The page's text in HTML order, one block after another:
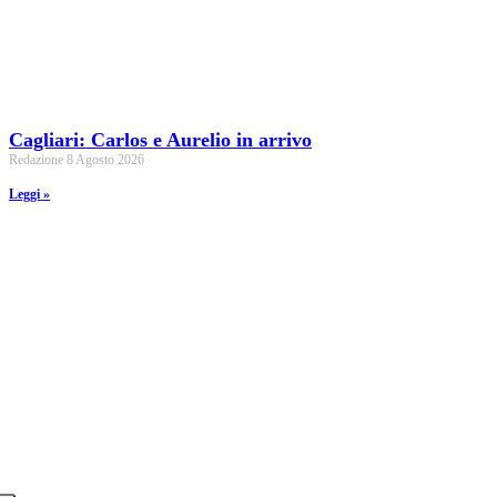
Cagliari: Carlos e Aurelio in arrivo
Redazione 8 Agosto 2026
Leggi »